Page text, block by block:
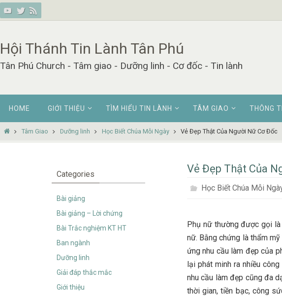
Skip
to
Hội Thánh Tin Lành Tân Phú
Tân Phú Church - Tâm giao - Dưỡng linh - Cơ đốc - Tin lành
content
HOME GIỚI THIỆU TÌM HIỂU TIN LÀNH TÂM GIAO THÔNG
HomeTâm Giao Dưỡng linh Học Biết Chúa Mỗi Ngày Vẻ Đẹp Thật Của Người Nữ Cơ Đốc
Vẻ Đẹp Thật Của
Học Biết Chúa Mỗi
Phụ nữ thường được gọi là
nữ. Bằng chứng là thẩm
ứng nhu cầu làm đẹp của
lại phát minh ra nhiều
nhu cầu làm đẹp cũng đa
thời gian, tiền bạc, công
Categories
Bài giảng
Bài giảng – Lời chứng
Bài Trắc nghiệm KT HT
Ban ngành
Dưỡng linh
Giải đáp thắc mắc
Giới thiệu